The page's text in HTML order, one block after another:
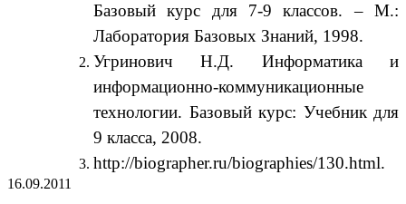
Базовый курс для 7-9 классов. – М.:
Лаборатория Базовых Знаний, 1998.
Угринович Н.Д. Информатика и
информационно-коммуникационные
технологии. Базовый курс: Учебник для
9 класса, 2008.
http://biographer.ru/biographies/130.html.
16.09.2011